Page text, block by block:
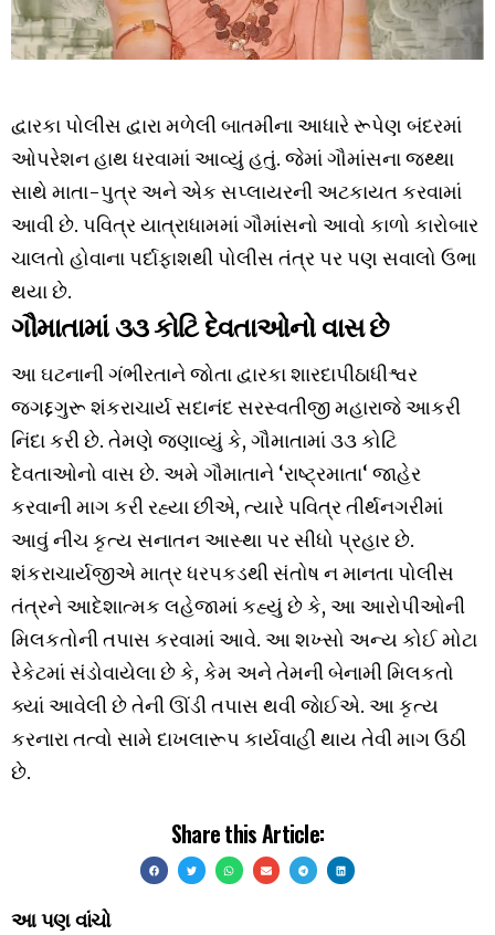
દ્વારકા પોલીસ દ્વારા મળેલી બાતમીના આધારે રૂપેણ બંદરમાં
ઓપરેશન હાથ ધરવામાં આવ્યું હતું. જેમાં ગૌમાંસના જથ્થા
સાથે માતા-પુત્ર અને એક સપ્લાયરની અટકાયત કરવામાં
આવી છે. પવિત્ર યાત્રાધામમાં ગૌમાંસનો આવો કાળો કારોબાર
ચાલતો હોવાના પર્દાફાશથી પોલીસ તંત્ર પર પણ સવાલો ઉભા
થયા છે.
ગૌમાતામાં ૩૩ કોટિ દેવતાઓનો વાસ છે
આ ઘટનાની ગંભીરતાને જોતા દ્વારકા શારદાપીઠાધીશ્વર
જગદ્દગુરૂ શંકરાચાર્ય સદાનંદ સરસ્વતીજી મહારાજે આકરી
નિંદા કરી છે. તેમણે જણાવ્યું કે, ગૌમાતામાં ૩૩ કોટિ
દેવતાઓનો વાસ છે. અમે ગૌમાતાને ‘રાષ્ટ્રમાતા‘ જાહેર
કરવાની માગ કરી રહ્યા છીએ, ત્યારે પવિત્ર તીર્થનગરીમાં
આવું નીચ કૃત્ય સનાતન આસ્થા પર સીધો પ્રહાર છે.
શંકરાચાર્યજીએ માત્ર ધરપકડથી સંતોષ ન માનતા પોલીસ
તંત્રને આદેશાત્મક લહેજામાં કહ્યું છે કે, આ આરોપીઓની
મિલકતોની તપાસ કરવામાં આવે. આ શખ્સો અન્ય કોઈ મોટા
રેકેટમાં સંડોવાયેલા છે કે, કેમ અને તેમની બેનામી મિલકતો
ક્યાં આવેલી છે તેની ઊંડી તપાસ થવી જાેઈએ. આ કૃત્ય
કરનારા તત્વો સામે દાખલારૂપ કાર્યવાહી થાય તેવી માગ ઉઠી
છે.
Share this Article:
આ પણ વાંચો